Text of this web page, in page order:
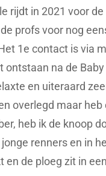
rijdt in 2021 voor
profs voor nog
1e contact is via
ontstaan na de
en uiteraard
overlegd maar
heb ik de knoop
renners en in
en de ploeg zit in